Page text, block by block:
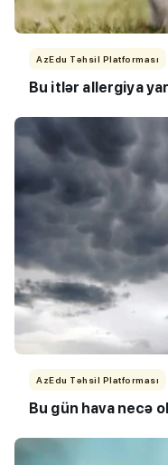
AzEdu Təhsil Platforması
Bu itlər allergiya
AzEdu Təhsil Platforması
Bu gün hava necə